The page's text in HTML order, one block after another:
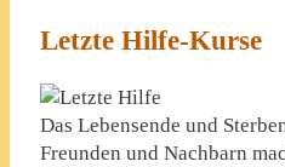
Letzte Hilfe-Kurse
Das Lebensende und
Freunden und Nachbarn